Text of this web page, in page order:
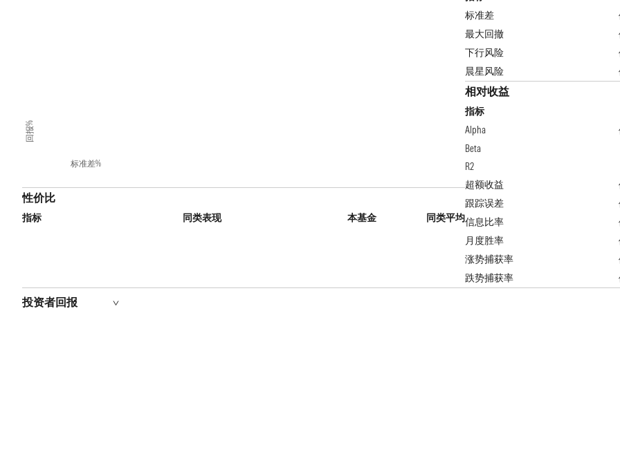
标准差%
回报%
性价比
指标 同类表现 本基金 同类平均
标准差
最大回撤
下行风险
晨星风险
相对收益
指标
Alpha
Beta
R2
超额收益
跟踪误差
信息比率
月度胜率
涨势捕获率
跌势捕获率
投资者回报